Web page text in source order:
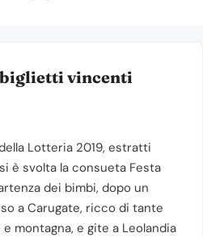
vincenti
Lotteria 2019, estratti
è svolta la consueta Festa
dei bimbi, dopo un
a Carugate, ricco di tante
montagna, e gite a Leolandia